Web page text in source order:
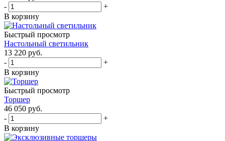
-
+
В корзину
Быстрый просмотр
Настольный светильник
13 220 руб.
-
+
В корзину
Быстрый просмотр
Торшер
46 050 руб.
-
+
В корзину